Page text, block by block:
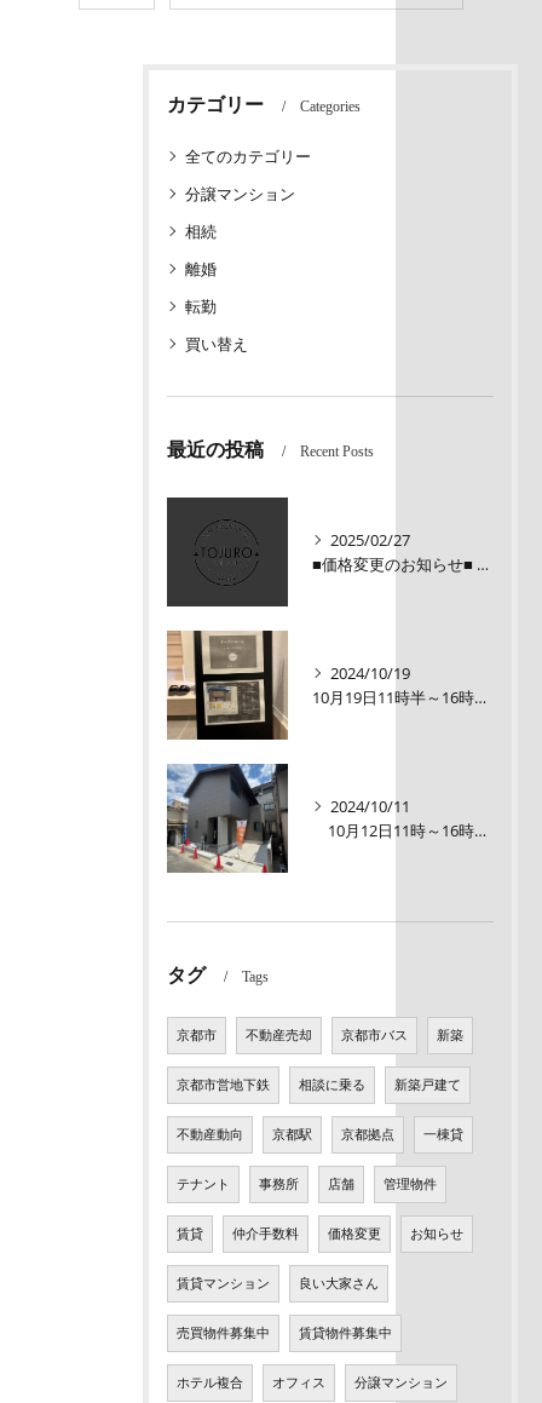
カテゴリー Categories
全てのカテゴリー
分譲マンション
相続
離婚
転勤
買い替え
最近の投稿 Recent Posts
2025/02/27
■価格変更のお知らせ■ メロディーハイム三条堺町2階
2024/10/19
10月19日11時半～16時00【オープンルーム】伏見区醍醐大構町新築戸建
2024/10/11
10月12日11時～16時【オープンルーム】伏見区醍醐大構町 新築戸建て
タグ Tags
京都市 不動産売却 京都市バス 新築
京都市営地下鉄 相談に乗る 新築戸建て
不動産動向 京都駅 京都拠点 一棟貸
テナント 事務所 店舗 管理物件
賃貸 仲介手数料 価格変更 お知らせ
賃貸マンション 良い大家さん
売買物件募集中 賃貸物件募集中
ホテル複合 オフィス 分譲マンション